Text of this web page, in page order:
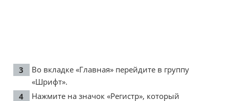
Во вкладке «Главная» перейдите в группу
«Шрифт».
Нажмите на значок «Регистр», который